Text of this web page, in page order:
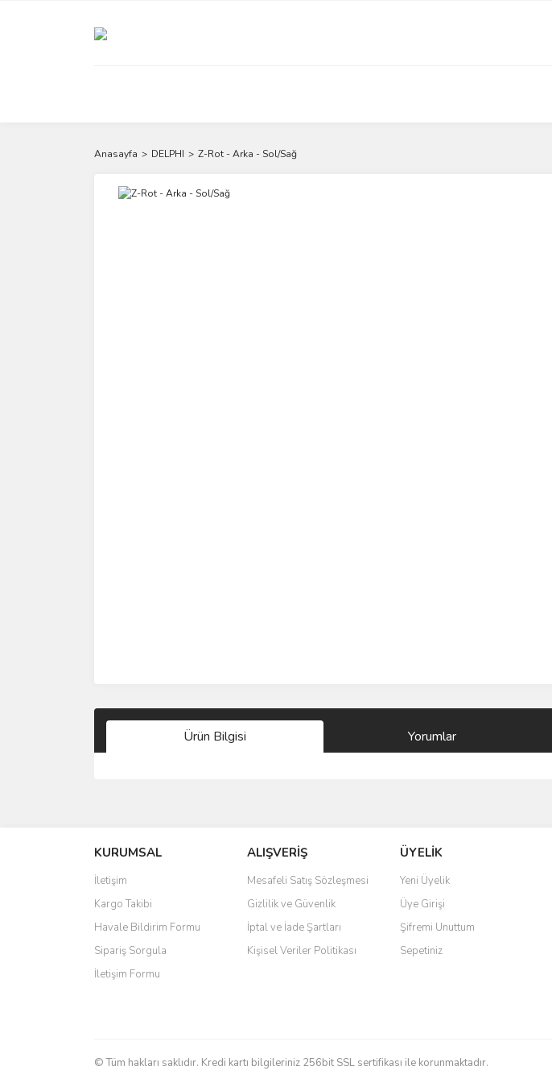
Anasayfa DELPHI Z-Rot - Arka - Sol/Sağ
Ürün Bilgisi Yorumlar
Ürün resmi kalitesiz, bozuk veya görüntülenemiyor.
Ürün açıklamasında eksik bilgiler bulunuyor.
Ürün bilgilerinde hatalar bulunuyor.
Ürün fiyatı diğer sitelerden daha pahalı.
Bu ürüne benzer farklı alternatifler olmalı.
KURUMSAL
İletişim
Kargo Takibi
Havale Bildirim Formu
Sipariş Sorgula
İletişim Formu
ALIŞVERİŞ
Mesafeli Satış Sözleşmesi
Gizlilik ve Güvenlik
İptal ve İade Şartları
Kişisel Veriler Politikası
ÜYELİK
Yeni Üyelik
Üye Girişi
Şifremi Unuttum
Sepetiniz
© Tüm hakları saklıdır. Kredi kartı bilgileriniz 256bit SSL sertifikası ile korunmaktadır.